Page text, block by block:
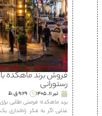
رستورانی
تیر 11, 1405
9:29 ق.ظ
برند ماهكده؛ فرصتی طلایی
غذایی اگر به فکر راه‌اندازی